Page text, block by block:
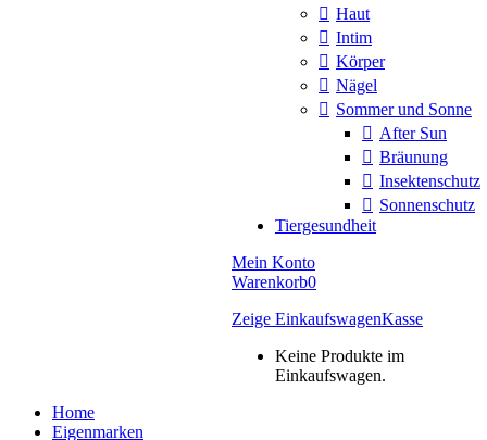
Haut
Intim
Körper
Nägel
Sommer und Sonne
After Sun
Bräunung
Insektenschutz
Sonnenschutz
Tiergesundheit
Mein Konto
Warenkorb0
Zeige EinkaufswagenKasse
Keine Produkte im
Einkaufswagen.
Home
Eigenmarken